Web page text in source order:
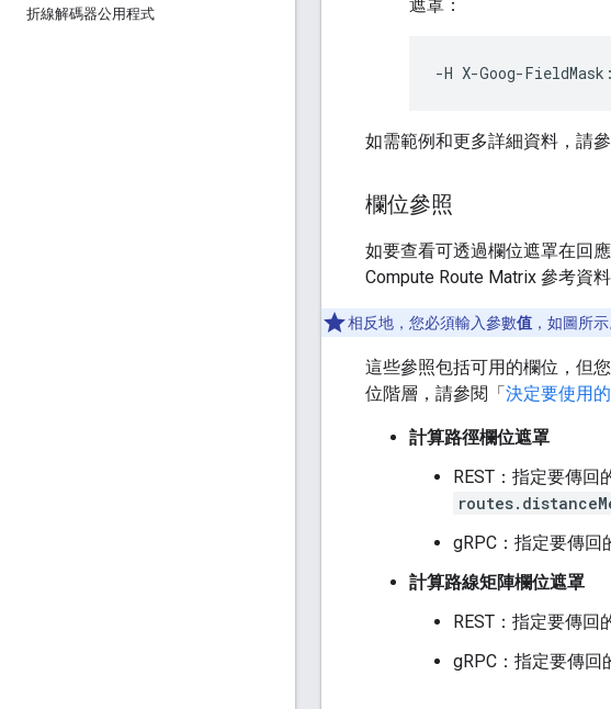
折線解碼器公用程式
遮罩：
-H X-Goog-
如需範例和更多詳細資料，請參
欄位參照
如要查看可透過欄位遮罩在回
Compute Route Matrix 參考資
相反地，您必須輸入參數值 ，如圖所
這些參照包括可用的欄位，但
位階層，請參閱「決定要使用
計算路徑欄位遮罩
REST：指定要傳回
gRPC：指定要傳回
計算路線矩陣欄位遮罩
REST：指定要傳回
gRPC：指定要傳回